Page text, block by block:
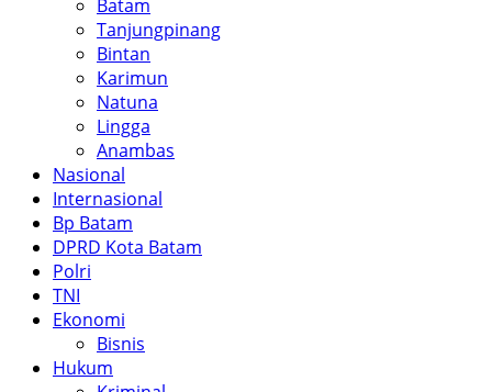
Batam
Tanjungpinang
Bintan
Karimun
Natuna
Lingga
Anambas
Nasional
Internasional
Bp Batam
DPRD Kota Batam
Polri
TNI
Ekonomi
Bisnis
Hukum